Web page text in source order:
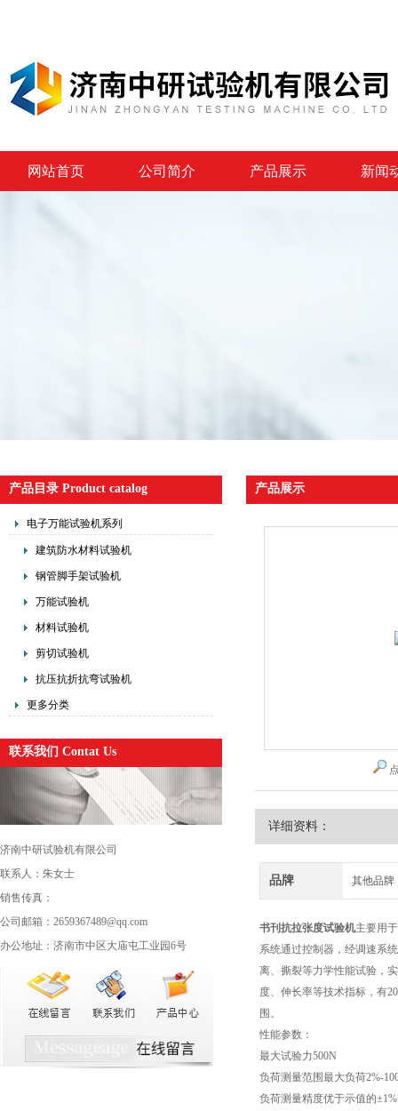
网站首页 公司简介 产品展示 新闻
产品目录 Product catalog
电子万能试验机系列
建筑防水材料试验机
钢管脚手架试验机
万能试验机
材料试验机
剪切试验机
抗压抗折抗弯试验机
更多分类
联系我们 Contat Us
济南中研试验机有限公司
联系人：朱女士
销售传真：
公司邮箱：2659367489@qq.com
办公地址：济南市中区大庙屯工业园6号
产品展示
详细资料：
品牌 其他品牌
书刊抗拉张度试验机主要用
系统通过控制器，经调速系
离、撕裂等力学性能试验，
度、伸长率等技术指标，有
围。
性能参数：
最大试验力500N
负荷测量范围最大负荷2%-
负荷测量精度优于示值的±1%